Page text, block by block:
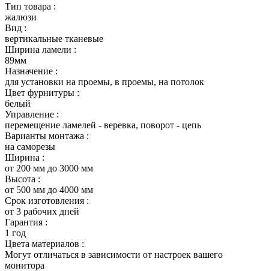
Тип товара :
жалюзи
Вид :
вертикальные тканевые
Ширина ламели :
89мм
Назначение :
для установки на проемы, в проемы, на потолок
Цвет фурнитуры :
белый
Управление :
перемещение ламелей - веревка, поворот - цепь
Варианты монтажа :
на саморезы
Ширина :
от 200 мм до 3000 мм
Высота :
от 500 мм до 4000 мм
Срок изготовления :
от 3 рабочих дней
Гарантия :
1 год
Цвета материалов :
Могут отличаться в зависимости от настроек вашего
монитора